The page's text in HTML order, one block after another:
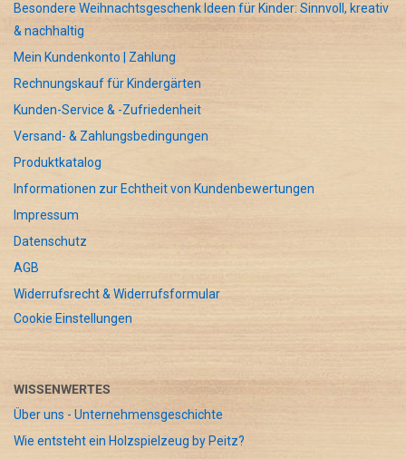
Besondere Weihnachtsgeschenk Ideen für Kinder: Sinnvoll, kreativ
& nachhaltig
Mein Kundenkonto | Zahlung
Rechnungskauf für Kindergärten
Kunden-Service & -Zufriedenheit
Versand- & Zahlungsbedingungen
Produktkatalog
Informationen zur Echtheit von Kundenbewertungen
Impressum
Datenschutz
AGB
Widerrufsrecht & Widerrufsformular
Cookie Einstellungen
WISSENWERTES
Über uns - Unternehmensgeschichte
Wie entsteht ein Holzspielzeug by Peitz?